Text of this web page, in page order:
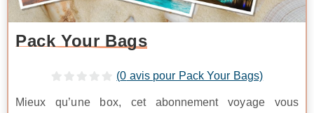
Pack Your Bags
(0 avis pour Pack Your Bags)
Mieux qu’une box, cet abonnement voyage vous